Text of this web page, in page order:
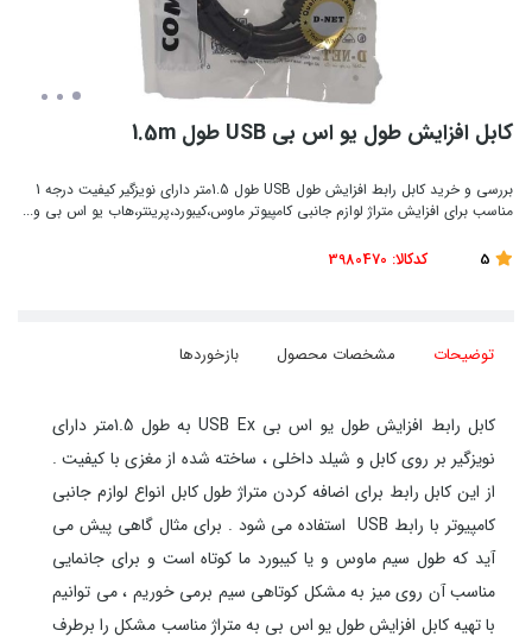
کابل افزایش طول یو اس بی USB طول 1.5m
بررسی و خرید کابل رابط افزایش طول USB طول 1.5متر دارای نویزگیر کیفیت درجه 1
مناسب برای افزایش متراژ لوازم جانبی کامپیوتر ماوس،کیبورد،پرینتر،هاب یو اس بی و...
کدکالا: 3980470
توضیحات مشخصات محصول بازخوردها
کابل رابط افزایش طول یو اس بی USB Ex به طول 1.5متر دارای
نویزگیر بر روی کابل و شیلد داخلی ، ساخته شده از مغزی با کیفیت .
از این کابل رابط برای اضافه کردن متراژ طول کابل انواع لوازم جانبی
کامپیوتر با رابط USB استفاده می شود . برای مثال گاهی پیش می
آید که طول سیم ماوس و یا کیبورد ما کوتاه است و برای جانمایی
مناسب آن روی میز به مشکل کوتاهی سیم برمی خوریم ، می توانیم
با تهیه کابل افزایش طول یو اس بی به متراژ مناسب مشکل را برطرف